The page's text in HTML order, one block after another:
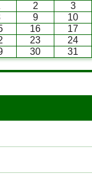
2
3
9
10
16
17
23
24
30 31